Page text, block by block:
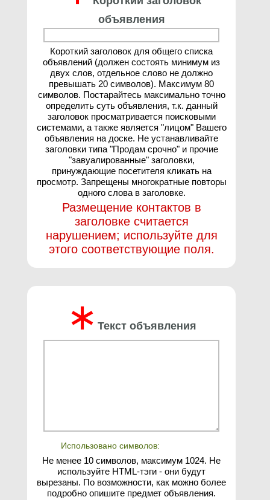
объявления
Короткий заголовок для общего списка
объявлений (должен состоять минимум из
двух слов, отдельное слово не должно
превышать 20 символов). Максимум 80
символов. Постарайтесь максимально точно
определить суть объявления, т.к. данный
заголовок просматривается поисковыми
системами, а также является "лицом" Вашего
объявления на доске. Не устанавливайте
заголовки типа "Продам срочно" и прочие
"завуалированные" заголовки,
принуждающие посетителя кликать на
просмотр. Запрещены многократные повторы
одного слова в заголовке.
Размещение контактов в
заголовке считается
нарушением; используйте для
этого соответствующие поля.
∗ Текст объявления
Использовано символов:
Не менее 10 символов, максимум 1024. Не
используйте HTML-тэги - они будут
вырезаны. По возможности, как можно более
подробно опишите предмет объявления.